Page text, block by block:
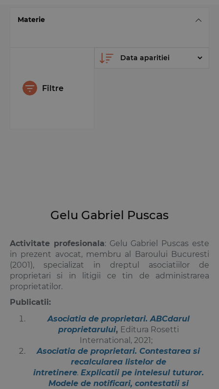
Materie
Filtre
Gelu Gabriel Puscas
Activitate profesionala: Gelu Gabriel Puscas este
in prezent avocat, membru al Baroului Bucuresti
(2001), specializat in dreptul asociatiilor de
proprietari si in litigii ce tin de administrarea
proprietatilor.
Publicatii:
Asociatia de proprietari. ABCdarul
proprietarului, Editura Rosetti
International, 2021;
Asociatia de proprietari. Contestarea si
recalcularea listelor de
intretinere. Explicatii pe intelesul tuturor.
Modele de notificari, contestatii si